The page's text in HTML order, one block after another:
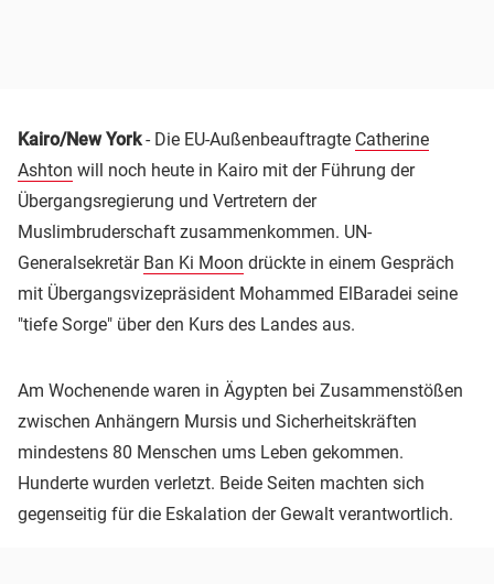
Kairo/New York- Die EU-Außenbeauftragte Catherine
Ashton will noch heute in Kairo mit der Führung der
Übergangsregierung und Vertretern der
Muslimbruderschaft zusammenkommen. UN-
Generalsekretär Ban Ki Moon drückte in einem Gespräch
mit Übergangsvizepräsident Mohammed ElBaradei seine
"tiefe Sorge" über den Kurs des Landes aus.
Am Wochenende waren in Ägypten bei Zusammenstößen
zwischen Anhängern Mursis und Sicherheitskräften
mindestens 80 Menschen ums Leben gekommen.
Hunderte wurden verletzt. Beide Seiten machten sich
gegenseitig für die Eskalation der Gewalt verantwortlich.